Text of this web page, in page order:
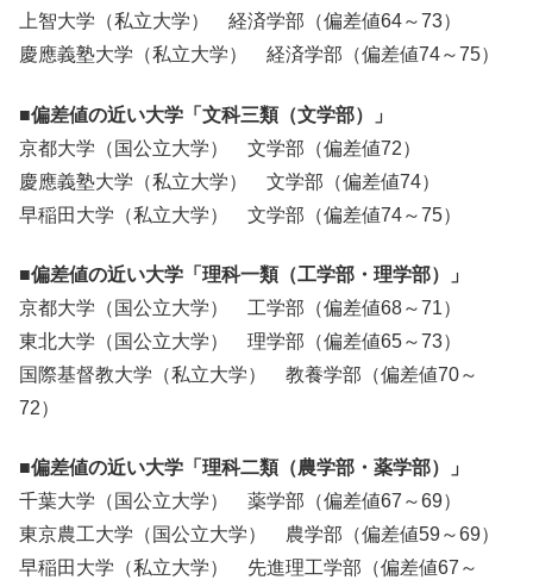
上智大学（私立大学） 経済学部（偏差値64～73）
慶應義塾大学（私立大学） 経済学部（偏差値74～75）
■偏差値の近い大学「文科三類（文学部）」
京都大学（国公立大学） 文学部（偏差値72）
慶應義塾大学（私立大学） 文学部（偏差値74）
早稲田大学（私立大学） 文学部（偏差値74～75）
■偏差値の近い大学「理科一類（工学部・理学部）」
京都大学（国公立大学） 工学部（偏差値68～71）
東北大学（国公立大学） 理学部（偏差値65～73）
国際基督教大学（私立大学） 教養学部（偏差値70～
72）
■偏差値の近い大学「理科二類（農学部・薬学部）」
千葉大学（国公立大学） 薬学部（偏差値67～69）
東京農工大学（国公立大学） 農学部（偏差値59～69）
早稲田大学（私立大学） 先進理工学部（偏差値67～